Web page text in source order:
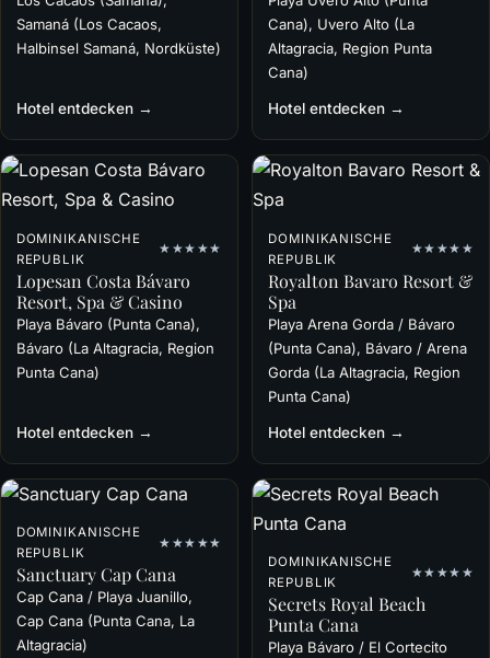
Samaná (Los Cacaos,
Halbinsel Samaná, Nordküste)
Hotel entdecken →
Cana), Uvero Alto (La
Altagracia, Region Punta
Cana)
Hotel entdecken →
DOMINIKANISCHE
REPUBLIK
★★★★★
Lopesan Costa Bávaro
Resort, Spa & Casino
Playa Bávaro (Punta Cana),
Bávaro (La Altagracia, Region
Punta Cana)
Hotel entdecken →
DOMINIKANISCHE
REPUBLIK
★★★★★
Royalton Bavaro Resort &
Spa
Playa Arena Gorda / Bávaro
(Punta Cana), Bávaro / Arena
Gorda (La Altagracia, Region
Punta Cana)
Hotel entdecken →
DOMINIKANISCHE
REPUBLIK
★★★★★
Sanctuary Cap Cana
Cap Cana / Playa Juanillo,
Cap Cana (Punta Cana, La
Altagracia)
DOMINIKANISCHE
REPUBLIK
★★★★★
Secrets Royal Beach
Punta Cana
Playa Bávaro / El Cortecito